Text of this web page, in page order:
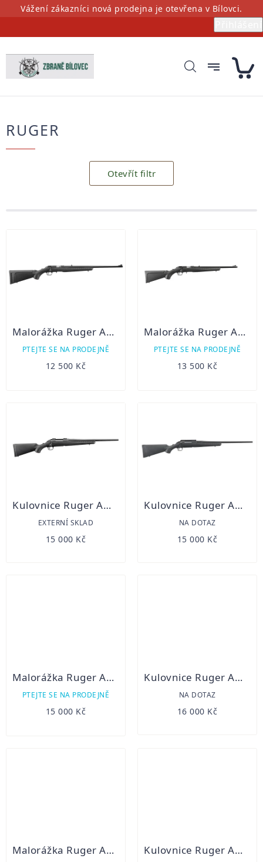
PřejítVážení zákazníci nová prodejna je otevřena v Bílovci.
RUGER
Otevřít filtr
Malorážka Ruger American Rimfire Standard
PTEJTE SE NA PRODEJNĚ
12 500 Kč
Malorážka Ruger American Rimfire Compact
PTEJTE SE NA PRODEJNĚ
13 500 Kč
Kulovnice Ruger American Rifle Compact 308 Win
EXTERNÍ SKLAD
15 000 Kč
Kulovnice Ruger American Rifle Standard 30-06 Spr
NA DOTAZ
15 000 Kč
Malorážka Ruger American Rimfire
PTEJTE SE NA PRODEJNĚ
15 000 Kč
Kulovnice Ruger American Rifle Standard 308 Win
NA DOTAZ
16 000 Kč
Malorážka Ruger American Rimfire Camo Kulovnice Ruger American Rifle Predatror 308 Win